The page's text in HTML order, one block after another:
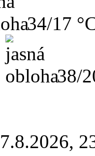
34/17
38/
7.8.2026,